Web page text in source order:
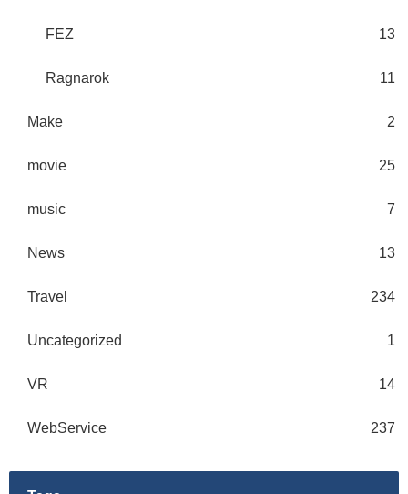
FEZ 13
Ragnarok 11
Make 2
movie 25
music 7
News 13
Travel 234
Uncategorized 1
VR 14
WebService 237